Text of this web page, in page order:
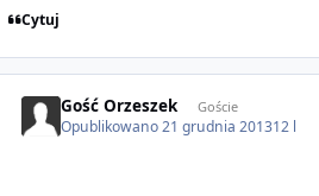
Cytuj
Gość Orzeszek Goście
Opublikowano21 grudnia 201312 l